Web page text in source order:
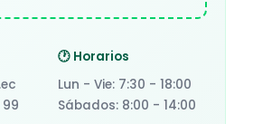
🕐 Horarios
Lun - Vie: 7:30 - 18:00
Sábados: 8:00 - 14:00